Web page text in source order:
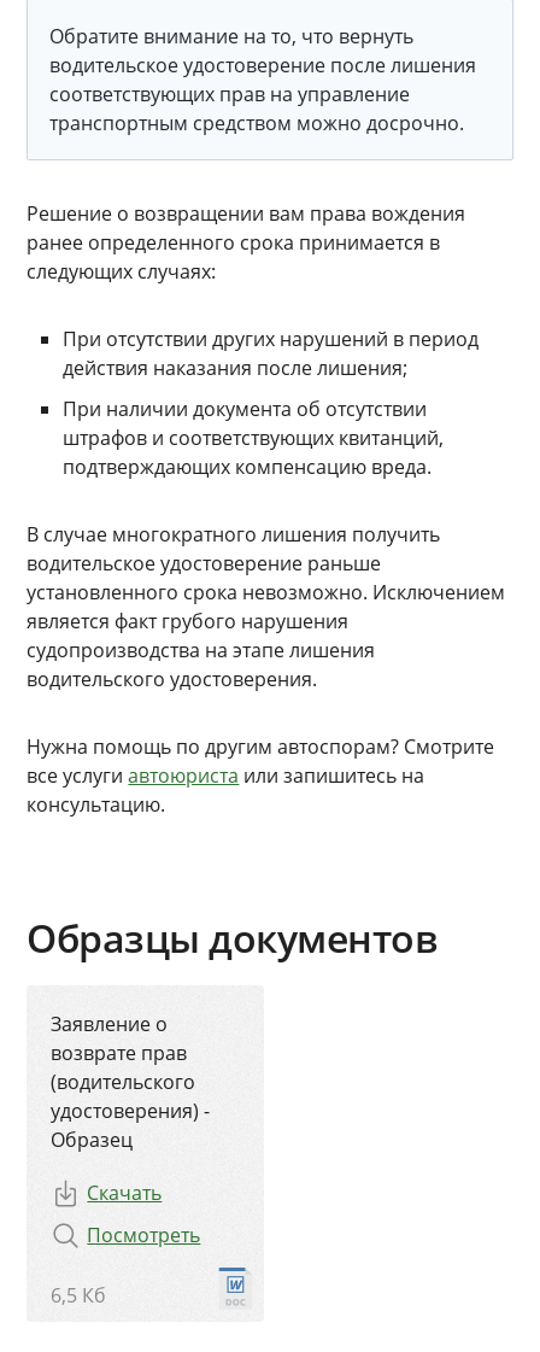
Обратите внимание на то, что вернуть
водительское удостоверение после лишения
соответствующих прав на управление
транспортным средством можно досрочно.
Решение о возвращении вам права вождения
ранее определенного срока принимается в
следующих случаях:
При отсутствии других нарушений в период
действия наказания после лишения;
При наличии документа об отсутствии
штрафов и соответствующих квитанций,
подтверждающих компенсацию вреда.
В случае многократного лишения получить
водительское удостоверение раньше
установленного срока невозможно. Исключением
является факт грубого нарушения
судопроизводства на этапе лишения
водительского удостоверения.
Нужна помощь по другим автоспорам? Смотрите
все услугиавтоюриста или запишитесь на
консультацию.
Образцы документов
Заявление о
возврате прав
(водительского
удостоверения) -
Образец
Скачать
Посмотреть
6,5 Кб